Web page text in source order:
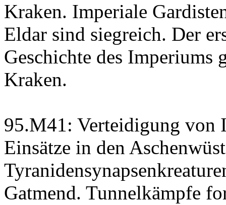
Kraken. Imperiale
Eldar sind siegreich. Der
Geschichte des Imperiums
Kraken.
95.M41: Verteidigung von
Einsätze in den
Gatmend. Tunnelkämpfe